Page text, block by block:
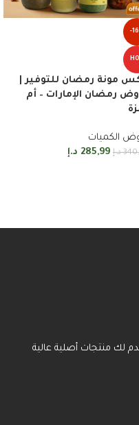
-
مونة رمضان للتوفير |
رمضان الإمارات – أم
الكميات
د.إ 285,99 د.إ
لك منتجات أصلية عالية